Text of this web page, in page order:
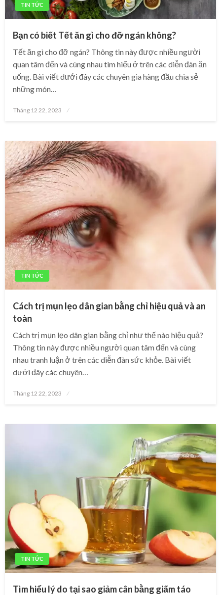
TIN TỨC
Bạn có biết Tết ăn gì cho đỡ ngán không?
Tết ăn gì cho đỡ ngán? Thông tin này được nhiều người
quan tâm đến và cùng nhau tìm hiểu ở trên các diễn đàn ăn
uống. Bài viết dưới đây các chuyên gia hàng đầu chia sẻ
những món…
Posted
Tháng 12 22, 2023
TIN TỨC
Cách trị mụn lẹo dân gian bằng chỉ hiệu quả và an
toàn
Cách trị mụn lẹo dân gian bằng chỉ như thế nào hiệu quả?
Thông tin này được nhiều người quan tâm đến và cùng
nhau tranh luận ở trên các diễn đàn sức khỏe. Bài viết
dưới đây các chuyên…
Posted
Tháng 12 22, 2023
TIN TỨC
Tìm hiểu lý do tại sao giảm cân bằng giấm táo